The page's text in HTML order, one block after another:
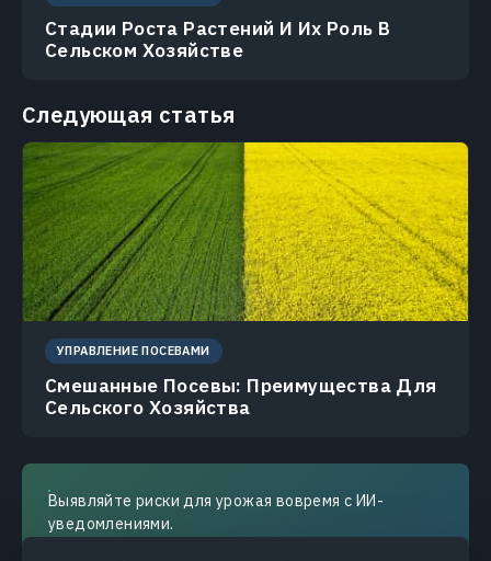
Стадии Роста Растений И Их Роль В
Сельском Хозяйстве
Следующая статья
УПРАВЛЕНИЕ ПОСЕВАМИ
Смешанные Посевы: Преимущества Для
Сельского Хозяйства
Выявляйте риски для урожая вовремя с ИИ-
уведомлениями.